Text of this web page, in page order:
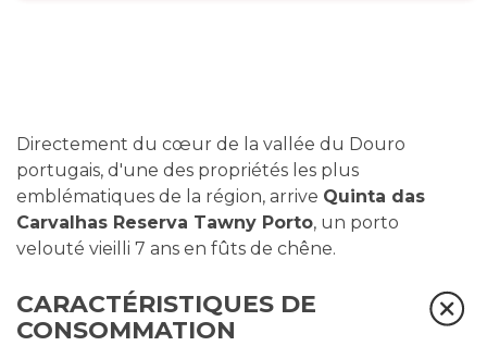
Directement du cœur de la vallée du Douro
portugais, d'une des propriétés les plus
emblématiques de la région, arrive Quinta das
Carvalhas Reserva Tawny Porto, un porto
velouté vieilli 7 ans en fûts de chêne.
CARACTÉRISTIQUES DE
CONSOMMATION